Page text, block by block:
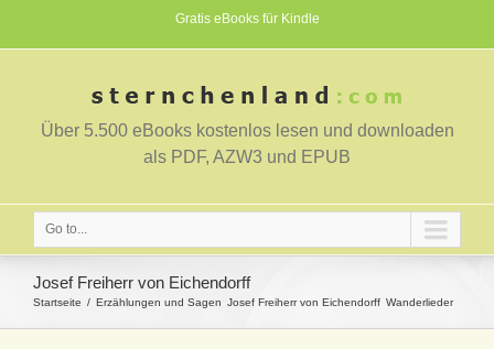
Gratis eBooks für Kindle
Über 5.500 eBooks kostenlos lesen und downloaden
als PDF, AZW3 und EPUB
Go to...
Josef Freiherr von Eichendorff
Startseite Erzählungen und Sagen Josef Freiherr von Eichendorff Wanderlieder